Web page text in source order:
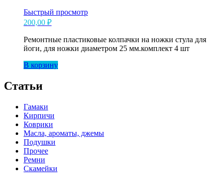
Быстрый просмотр
200,00 ₽
Ремонтные пластиковые колпачки на ножки стула для
йоги, для ножки диаметром 25 мм.комплект 4 шт
В корзину
Статьи
Гамаки
Кирпичи
Коврики
Масла, ароматы, джемы
Подушки
Прочее
Ремни
Скамейки